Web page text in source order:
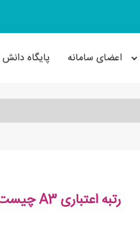
اعضای سامانه پایگاه دانش
رتبه اعتباری A3 چیست؟